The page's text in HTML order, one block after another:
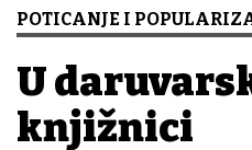
POTICANJE I
U
knjižnici